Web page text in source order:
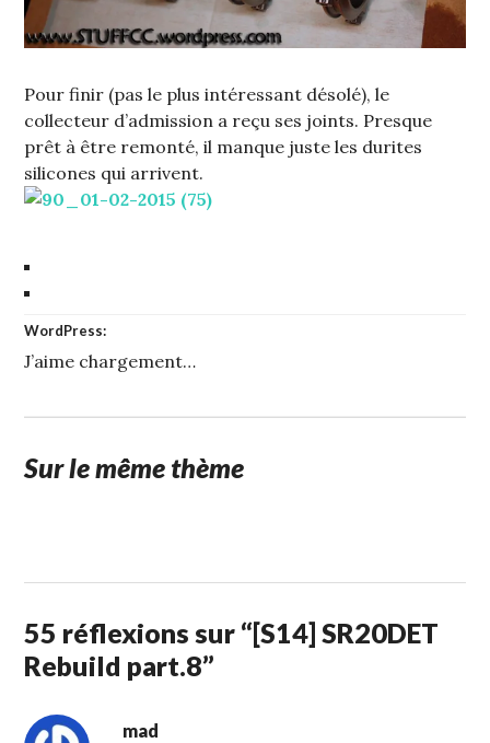
Pour finir (pas le plus intéressant désolé), le
collecteur d’admission a reçu ses joints. Presque
prêt à être remonté, il manque juste les durites
silicones qui arrivent.
WordPress:
J’aime chargement…
Sur le même thème
2015
55 réflexions sur “[S14] SR20DET
Rebuild part.8”
mad